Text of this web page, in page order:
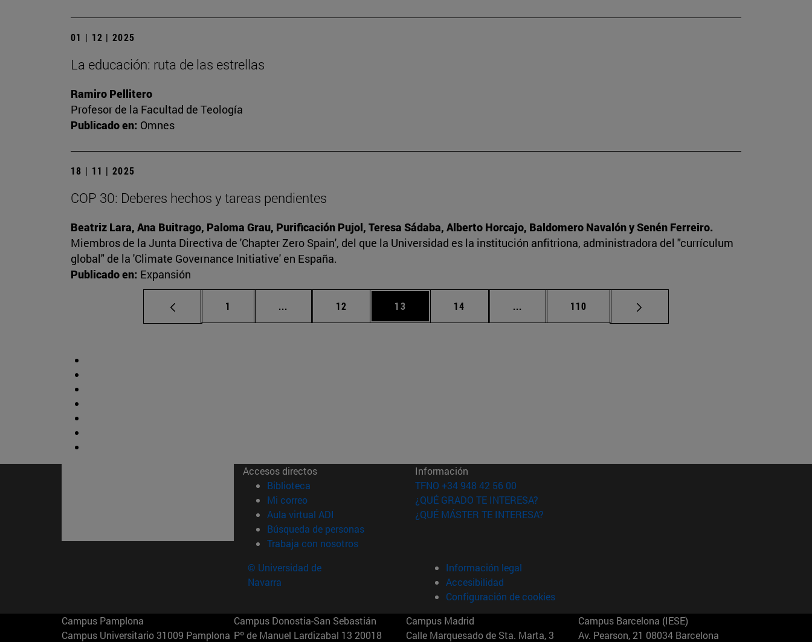
01 | 12 | 2025
La educación: ruta de las estrellas
Ramiro Pellitero
Profesor de la Facultad de Teología
Publicado en: Omnes
18 | 11 | 2025
COP 30: Deberes hechos y tareas pendientes
Beatriz Lara, Ana Buitrago, Paloma Grau, Purificación Pujol, Teresa Sádaba, Alberto Horcajo, Baldomero Navalón y Senén Ferreiro.
Miembros de la Junta Directiva de 'Chapter Zero Spain', del que la Universidad es la institución anfitriona, administradora del "currículum
global" de la 'Climate Governance Initiative' en España.
Publicado en: Expansión
Página
1 ... Páginas intermedias Use TAB para desplazarse.
Página
12 Página
13 Página
14 ... Páginas intermedias Use TAB para desplazarse.
Página
110
Accesos directos
Biblioteca (abre en nueva ventana)
Mi correo(abre en nueva ventana)
Aula virtual ADI (abre en nueva ventana)
Búsqueda de personas(abre en nueva ventana)
Trabaja con nosotros(abre en nueva ventana)
Información
TFNO +34 948 42 56 00
¿QUÉ GRADO TE INTERESA?
¿QUÉ MÁSTER TE INTERESA?
© Universidad de
Navarra
Información legal
Accesibilidad
Configuración de cookies
Campus Pamplona
Campus Universitario 31009 Pamplona
Campus Donostia-San Sebastián
Pº de Manuel Lardizabal 13 20018
Campus Madrid
Calle Marquesado de Sta. Marta, 3
Campus Barcelona (IESE)
Av. Pearson, 21 08034 Barcelona